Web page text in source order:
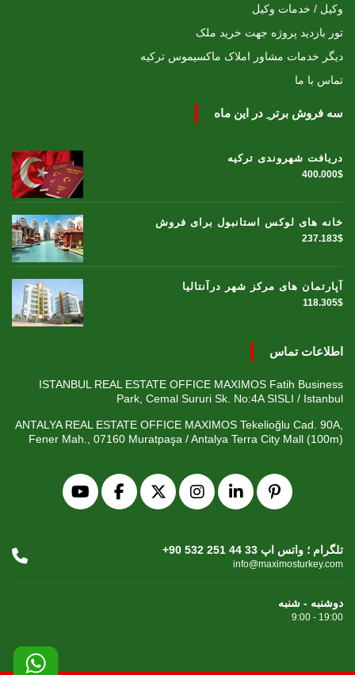
وکیل / خدمات وکیل
تور بازدید پروژه جهت خرید ملک
دیگر خدمات مشاور املاک ماکسیموس ترکیه
تماس با ما
سه فروش برتر ِ در این ماه
دریافت شهروندی ترکیه
400.000$
خانه های لوکس استانبول برای فروش
237.183$
آپارتمان های مرکز شهر درآنتالیا
118.305$
اطلاعات تماس
ISTANBUL REAL ESTATE OFFICE MAXIMOS Fatih Business
Park, Cemal Sururi Sk. No:4A SISLI / Istanbul
ANTALYA REAL ESTATE OFFICE MAXIMOS Tekelioğlu Cad. 90A,
Fener Mah., 07160 Muratpaşa / Antalya Terra City Mall (100m)
+90 532 251 44 33 تلگرام ؛ واتس اپ
info@maximosturkey.com
دوشنبه - شنبه
9:00 - 19:00